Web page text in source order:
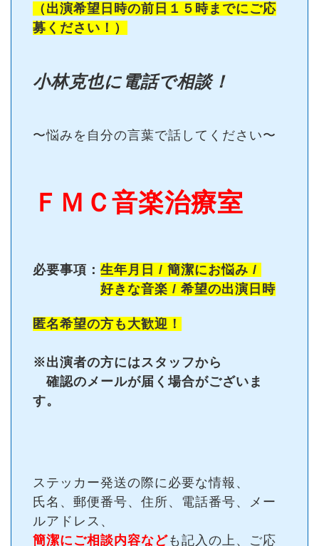
（出演希望日時の前日１５時までにご応
募ください！）
小林克也に電話で相談！
〜悩みを自分の言葉で話してください〜
ＦＭＣ音楽治療室
必要事項： 生年月日 / 簡潔にお悩み /
好きな音楽 / 希望の出演日時
匿名希望の方も大歓迎！
※出演者の方にはスタッフから
確認のメールが届く場合がございま
す。
ステッカー発送の際に必要な情報、
氏名、郵便番号、住所、電話番号、メー
ルアドレス、
簡潔にご相談内容なども記入の上、ご応